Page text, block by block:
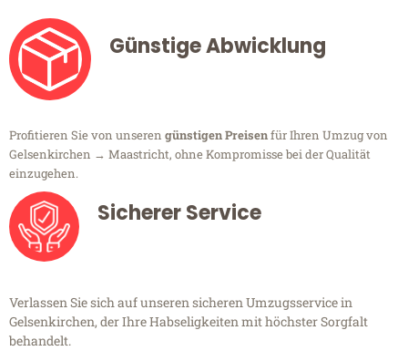
Günstige Abwicklung
Profitieren Sie von unseren günstigen Preisenfür Ihren Umzug von
Gelsenkirchen → Maastricht, ohne Kompromisse bei der Qualität
einzugehen.
Sicherer Service
Verlassen Sie sich auf unseren sicheren Umzugsservice in
Gelsenkirchen, der Ihre Habseligkeiten mit höchster Sorgfalt
behandelt.